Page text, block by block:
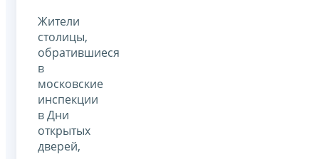
Жители
столицы,
обратившиеся
в
московские
инспекции
в Дни
открытых
дверей,